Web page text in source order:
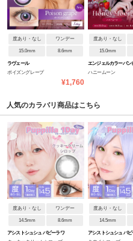
度あり・なし ワンデー
15.0mm 8.6mm
ラヴェール
ポイズングレープ
¥1,760
度あり・なし
15.0mm
エンジェルカラーバン
ハニームーン
人気のカラバリ商品はこちら
度あり・なし ワンデー
14.5mm 8.6mm
アシストシュシュ パピーラワ
度あり・なし
14.5mm
アシストシュシュ パピ